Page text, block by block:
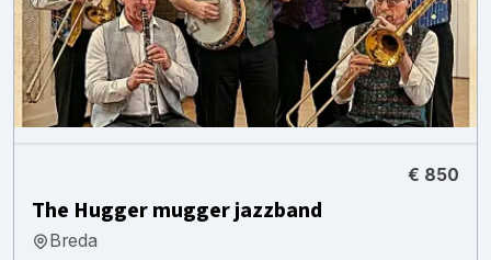
€ 850
The Hugger mugger jazzband
Breda